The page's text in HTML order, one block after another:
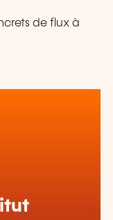
de flux à